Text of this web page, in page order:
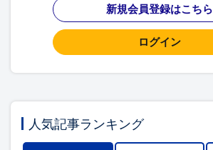
新規会員登録はこちら
ログイン
人気記事ランキング